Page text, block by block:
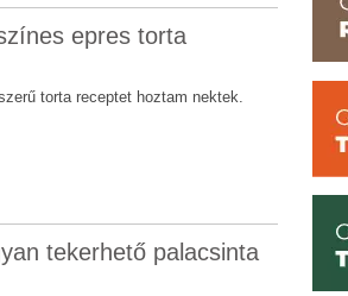
epres torta
torta receptet hoztam nektek.
tekerhető palacsinta